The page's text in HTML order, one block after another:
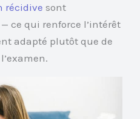
récidive sont
ce qui renforce l’intérêt
adapté plutôt que de